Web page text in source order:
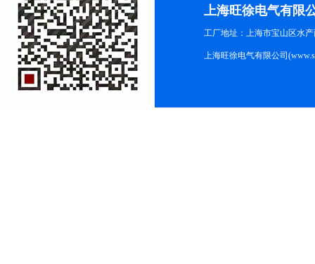
上海旺徐电气有限
工厂地址：上海市宝山区水产
上海旺徐电气有限公司